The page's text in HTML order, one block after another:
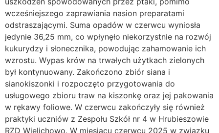
wcześniejszego zaprawiania nasion preparatami
odstraszającymi. Suma opadów w czerwcu wyniosła
jedynie 36,25 mm, co wpłynęło niekorzystnie na rozwój
kukurydzy i słonecznika, powodując zahamowanie ich
wzrostu. Wypas krów na trwałych użytkach zielonych
był kontynuowany. Zakończono zbiór siana i
sianokiszonki i rozpoczęto przygotowania do
usługowego zbioru traw na kiszonkę oraz jej pakowania
w rękawy foliowe. W czerwcu zakończyły się również
praktyki uczniów z Zespołu Szkół nr 4 w Hrubieszowie
RZD Wielichowo. W miesiącu czerwcu 2025 w związku